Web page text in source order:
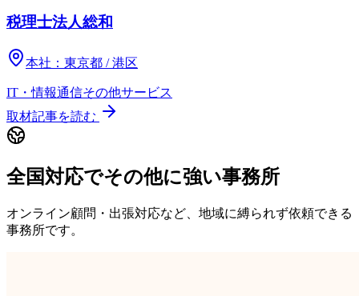
税理士法人総和
本社： 東京都 / 港区
IT・情報通信その他サービス
取材記事を読む
全国対応でその他に強い事務所
オンライン顧問・出張対応など、地域に縛られず依頼できる
事務所です。